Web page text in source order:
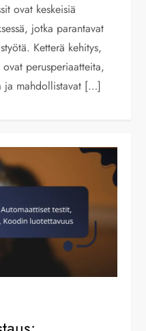
ovat keskeisiä
jotka parantavat
Ketterä kehitys,
perusperiaatteita,
ja mahdollistavat […]